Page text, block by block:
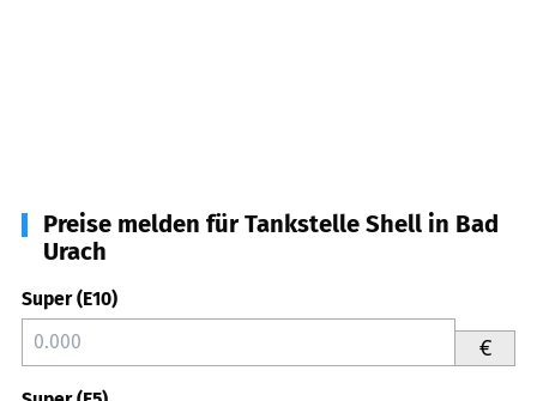
Preise melden für Tankstelle Shell in Bad
Urach
Super (E10)
€